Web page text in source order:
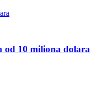
od 10 miliona dolara